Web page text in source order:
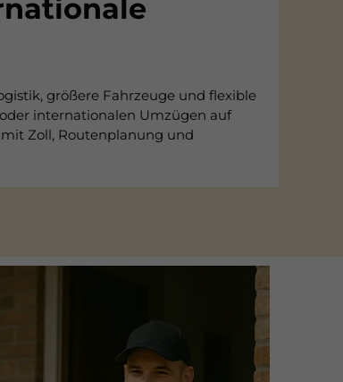
größere Fahrzeuge und flexible
internationalen Umzügen auf
Zoll, Routenplanung und